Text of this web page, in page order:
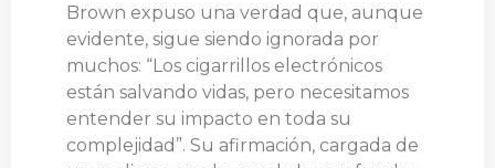
Brown expuso una verdad que, aunque
evidente, sigue siendo ignorada por
muchos: “Los cigarrillos electrónicos
están salvando vidas, pero necesitamos
entender su impacto en toda su
complejidad”. Su afirmación, cargada de